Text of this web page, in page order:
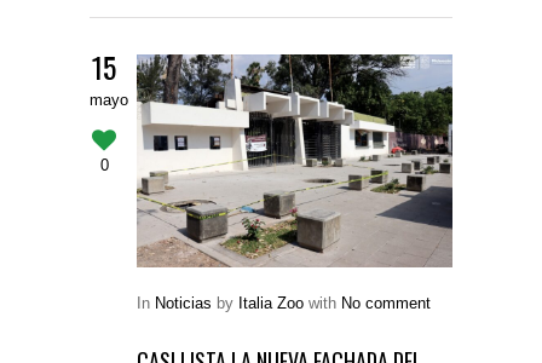
15
mayo
0
In Noticias by Italia Zoo with No comment